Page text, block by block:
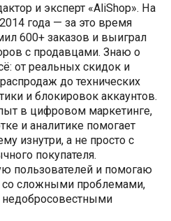
и эксперт «AliShop». На
года — за это время
600+ заказов и выиграл
с продавцами. Знаю о
от реальных скидок и
до технических
и блокировок аккаунтов.
в цифровом маркетинге,
и аналитике помогает
изнутри, а не просто с
покупателя.
пользователей и помогаю
со сложными проблемами,
недобросовестными